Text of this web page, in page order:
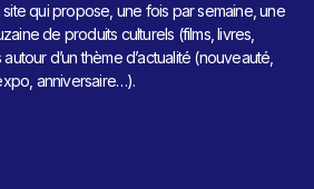
qui propose, une fois par semaine, une
de produits culturels (films, livres,
d’un thème d’actualité (nouveauté,
anniversaire…).